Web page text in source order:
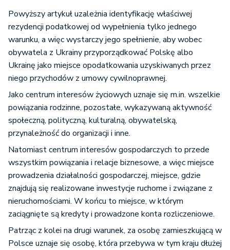
Powyższy artykuł uzależnia identyfikację właściwej
rezydencji podatkowej od wypełnienia tylko jednego
warunku, a więc wystarczy jego spełnienie, aby wobec
obywatela z Ukrainy przyporządkować Polskę albo
Ukrainę jako miejsce opodatkowania uzyskiwanych przez
niego przychodów z umowy cywilnoprawnej.
Jako centrum interesów życiowych uznaje się m.in. wszelkie
powiązania rodzinne, pozostałe, wykazywaną aktywność
społeczną, polityczną, kulturalną, obywatelską,
przynależność do organizacji i inne.
Natomiast centrum interesów gospodarczych to przede
wszystkim powiązania i relacje biznesowe, a więc miejsce
prowadzenia działalności gospodarczej, miejsce, gdzie
znajdują się realizowane inwestycje ruchome i związane z
nieruchomościami. W końcu to miejsce, w którym
zaciągnięte są kredyty i prowadzone konta rozliczeniowe.
Patrząc z kolei na drugi warunek, za osobę zamieszkującą w
Polsce uznaje się osobę, która przebywa w tym kraju dłużej